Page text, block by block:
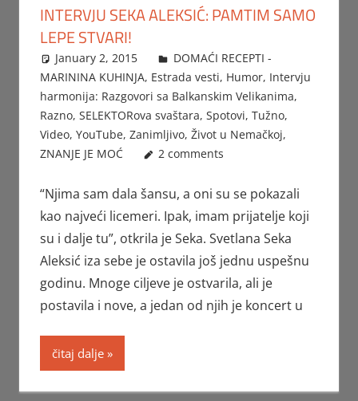
INTERVJU SEKA ALEKSIĆ: PAMTIM SAMO
LEPE STVARI!
January 2, 2015 Beba
DOMAĆI RECEPTI -
MARININA KUHINJA, Estrada vesti, Humor, Intervju
harmonija: Razgovori sa Balkanskim Velikanima,
Razno, SELEKTORova svaštara, Spotovi, Tužno,
Video, YouTube, Zanimljivo, Život u Nemačkoj,
ZNANJE JE MOĆ
2 comments
“Njima sam dala šansu, a oni su se pokazali
kao najveći licemeri. Ipak, imam prijatelje koji
su i dalje tu”, otkrila je Seka. Svetlana Seka
Aleksić iza sebe je ostavila još jednu uspešnu
godinu. Mnoge ciljeve je ostvarila, ali je
postavila i nove, a jedan od njih je koncert u
čitaj dalje